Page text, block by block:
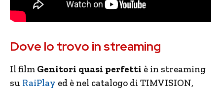
Dove lo trovo in streaming
Il film Genitori quasi perfetti è in streaming
su RaiPlay ed è nel catalogo di TIMVISION,